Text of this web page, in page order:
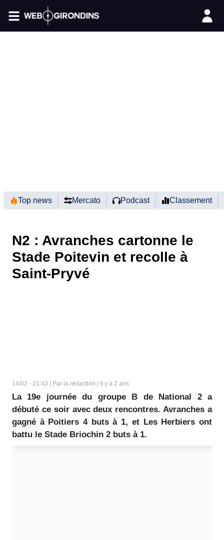
Top news Mercato Podcast Classement
N2 : Avranches cartonne le
Stade Poitevin et recolle à
Saint-Pryvé
14/02 - 21:43 | Par la rédaction | Il y a 2 ans
La 19e journée du groupe B de National 2 a
débuté ce soir avec deux rencontres. Avranches a
gagné à Poitiers 4 buts à 1, et Les Herbiers ont
battu le Stade Briochin 2 buts à 1.